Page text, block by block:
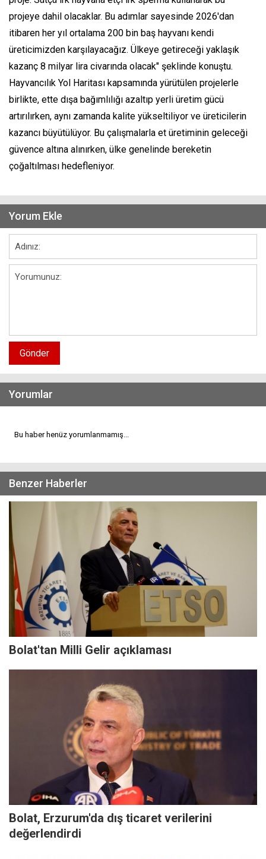
projeye dahil olacaklar. Bu adımlar sayesinde 2026'dan
itibaren her yıl ortalama 200 bin baş hayvanı kendi
üreticimizden karşılayacağız. Ülkeye getireceği yaklaşık
kazanç 8 milyar lira civarında olacak" şeklinde konuştu.
Hayvancılık Yol Haritası kapsamında yürütülen projelerle
birlikte, ette dışa bağımlılığı azaltıp yerli üretim gücü
artırılırken, aynı zamanda kalite yükseltiliyor ve üreticilerin
kazancı büyütülüyor. Bu çalışmalarla et üretiminin geleceği
güvence altına alınırken, ülke genelinde bereketin
çoğaltılması hedefleniyor.
Yorum Ekle
Gönder
Yorumlar
Bu haber henüz yorumlanmamış...
Benzer Haberler
Bolat'tan Milli Gelir açıklaması
Bolat, Erzurum'da dış ticaret verilerini
değerlendirdi